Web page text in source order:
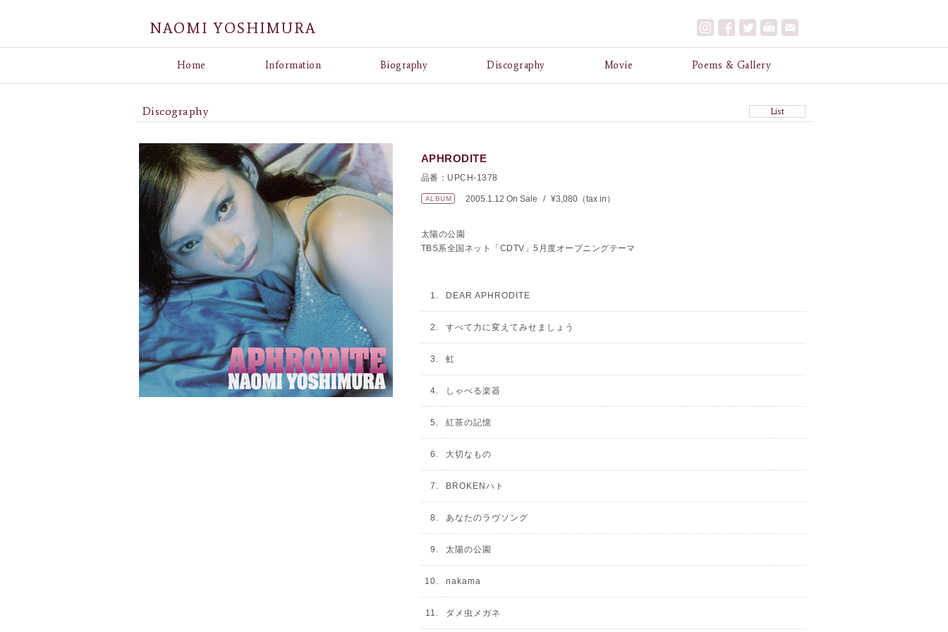
NAOMI YOSHIMURA
Home Information Biography Discography Movie Poems & Gallery
List
Discography
APHRODITE
品番：UPCH-1378
ALBUM 2005.1.12 On Sale / ¥3,080（tax in）
太陽の公園
TBS系全国ネット「CDTV」5月度オープニングテーマ
1. DEAR APHRODITE
2. すべて力に変えてみせましょう
3. 虹
4. しゃべる楽器
5. 紅茶の記憶
6. 大切なもの
7. BROKENハト
8. あなたのラヴソング
9. 太陽の公園
10. nakama
11. ダメ虫メガネ